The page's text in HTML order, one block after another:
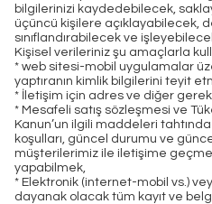
bilgilerinizi kaydedebilecek,
üçüncü kişilere açıklayabilecek,
sınıflandırabilecek ve
Kişisel verileriniz şu amaçlarla
* web sitesi-mobil uygulamalar
yaptıranın kimlik bilgilerini teyit
* İletişim için adres ve diğer
* Mesafeli satış sözleşmesi ve
Kanun’un ilgili maddeleri
koşulları, güncel durumu ve
müşterilerimiz ile iletişime
yapabilmek,
* Elektronik (internet-mobil vs.)
dayanak olacak tüm kayıt ve